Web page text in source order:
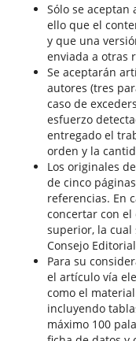
Sólo se
ello que el
y que una
enviada a otras
Se aceptarán
autores (tres
caso de
esfuerzo
entregado el
orden y la
Los originales
de cinco
referencias. En
concertar con
superior, la cual
Consejo
Para su
el artículo vía
como el
incluyendo
máximo 100